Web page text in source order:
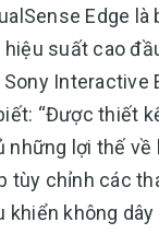
Edge là
hiệu suất cao
Interactive
“Được thiết
những lợi thế về
tùy chỉnh các
khiển không dây